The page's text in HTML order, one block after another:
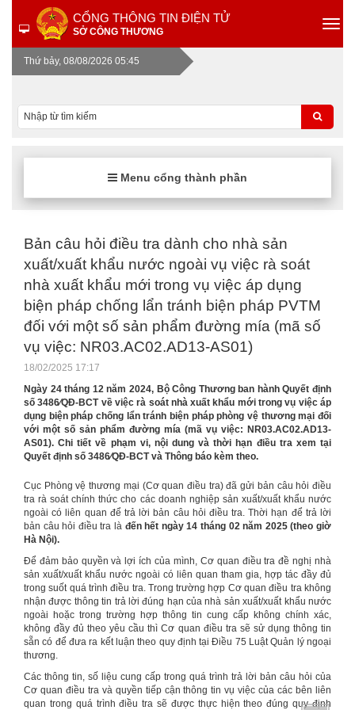
CỔNG THÔNG TIN ĐIỆN TỬ
SỞ CÔNG THƯƠNG
Thứ bảy, 08/08/2026 05:45
Menu cổng thành phần
Bản câu hỏi điều tra dành cho nhà sản
xuất/xuất khẩu nước ngoài vụ việc rà soát
nhà xuất khẩu mới trong vụ việc áp dụng
biện pháp chống lẩn tránh biện pháp PVTM
đối với một số sản phẩm đường mía (mã số
vụ việc: NR03.AC02.AD13-AS01)
18/02/2025 17:17
Ngày 24 tháng 12 năm 2024, Bộ Công Thương ban hành Quyết định
số 3486⁄QĐ-BCT về việc rà soát nhà xuất khẩu mới trong vụ việc áp
dụng biện pháp chống lẩn tránh biện pháp phòng vệ thương mại đối
với một số sản phẩm đường mía (mã vụ việc: NR03.AC02.AD13-
AS01). Chi tiết về phạm vi, nội dung và thời hạn điều tra xem tại
Quyết định số 3486⁄QĐ-BCT và Thông báo kèm theo.
Cục Phòng vệ thương mại (Cơ quan điều tra) đã gửi bản câu hỏi điều
tra rà soát chính thức cho các doanh nghiệp sản xuất/xuất khẩu nước
ngoài có liên quan để trả lời bản câu hỏi điều tra. Thời hạn để trả lời
bản câu hỏi điều tra là đến hết ngày 14 tháng 02 năm 2025 (theo giờ
Hà Nội).
Để đảm bảo quyền và lợi ích của mình, Cơ quan điều tra đề nghị nhà
sản xuất/xuất khẩu nước ngoài có liên quan tham gia, hợp tác đầy đủ
trong suốt quá trình điều tra. Trong trường hợp Cơ quan điều tra không
nhận được thông tin trả lời đúng hạn của nhà sản xuất/xuất khẩu nước
ngoài hoặc trong trường hợp thông tin cung cấp không chính xác,
không đầy đủ theo yêu cầu thì Cơ quan điều tra sẽ sử dụng thông tin
sẵn có để đưa ra kết luận theo quy định tại Điều 75 Luật Quản lý ngoại
thương.
Các thông tin, số liệu cung cấp trong quá trình trả lời bản câu hỏi của
Cơ quan điều tra và quyền tiếp cận thông tin vụ việc của các bên liên
quan trong quá trình điều tra sẽ được thực hiện theo đúng quy định